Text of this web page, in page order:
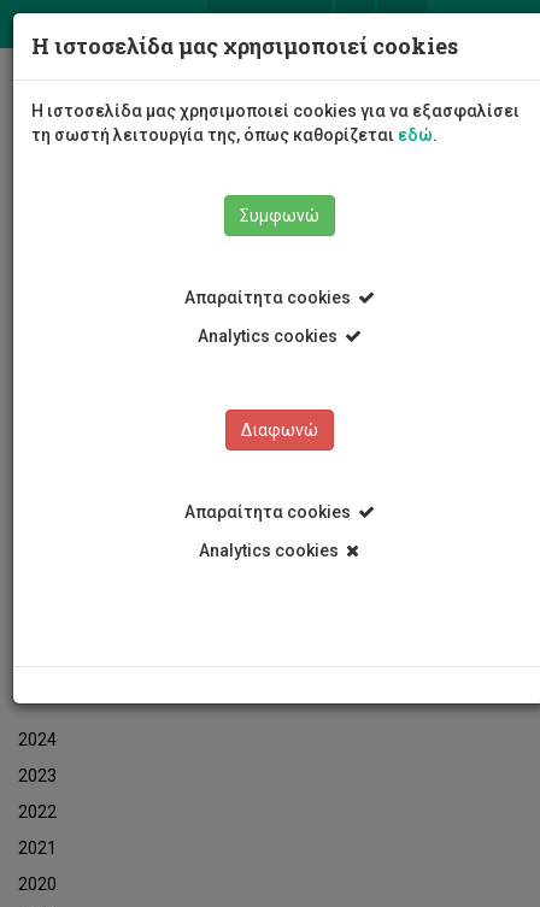
2024
2023
2022
2021
2020
Η ιστοσελίδα μας χρησιμοποιεί cookies
Η ιστοσελίδα μας χρησιμοποιεί cookies για να εξασφαλίσει
τη σωστή λειτουργία της, όπως καθορίζεται εδώ.
Συμφωνώ
Απαραίτητα cookies
Analytics cookies
Διαφωνώ
Απαραίτητα cookies
Analytics cookies